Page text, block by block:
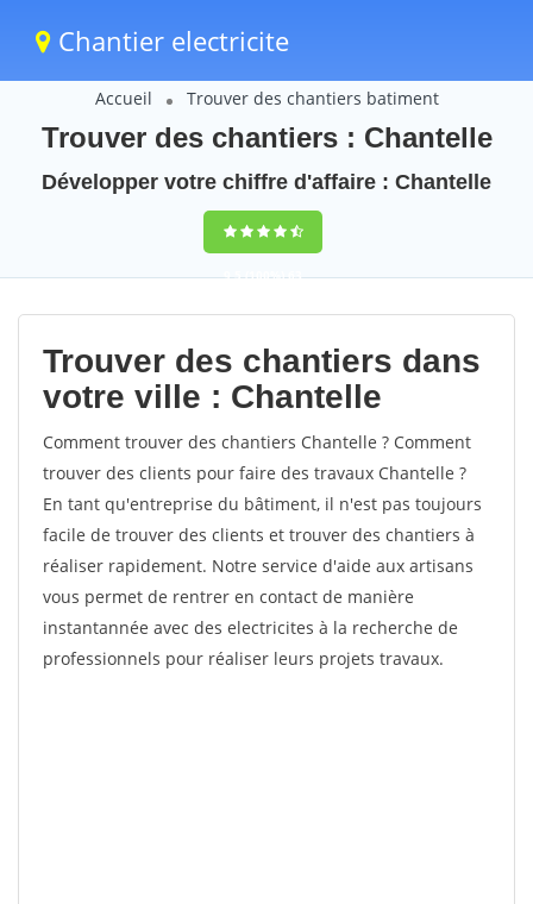
Chantier electricite
Accueil Trouver des chantiers batiment
Trouver des chantiers : Chantelle
Développer votre chiffre d'affaire : Chantelle
9,5(100%)63
votes
Trouver des chantiers dans
votre ville : Chantelle
Comment trouver des chantiers Chantelle ? Comment
trouver des clients pour faire des travaux Chantelle ?
En tant qu'entreprise du bâtiment, il n'est pas toujours
facile de trouver des clients et trouver des chantiers à
réaliser rapidement. Notre service d'aide aux artisans
vous permet de rentrer en contact de manière
instantannée avec des electricites à la recherche de
professionnels pour réaliser leurs projets travaux.